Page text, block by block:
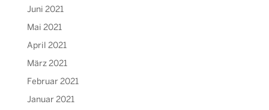
Juni 2021
Mai 2021
April 2021
März 2021
Februar 2021
Januar 2021